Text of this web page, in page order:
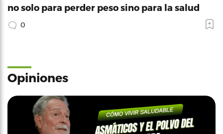
no solo para perder peso sino para la salud
0
Opiniones